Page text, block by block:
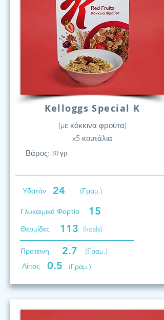
Kelloggs Special K
(με κόκκινα φρούτα)
x5 κουτάλια
Βάρος: 30 γρ.
Υδατάν. 24 (Γραμ.)
Γλυκαιμικό Φορτίο 15
Θερμίδες 113 (kcals)
Προτεινη 2.7
(Γραμ.)
Λίπος
0.5 (Γραμ.)